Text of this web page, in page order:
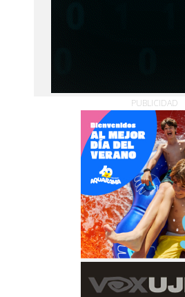
PUBLICIDAD